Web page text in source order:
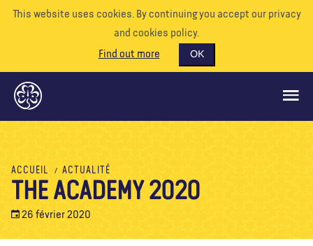
This website uses cookies. By continuing you accept our privacy
and cookies policy.
Find out more
OK
CE QUE NOUS FAISONS
SOUTENEZ-NOUS
BÉNÉVOLE
EVÉNEMENTS
ACCUEIL ACTUALITÉ
THE ACADEMY 2020
26 février 2020